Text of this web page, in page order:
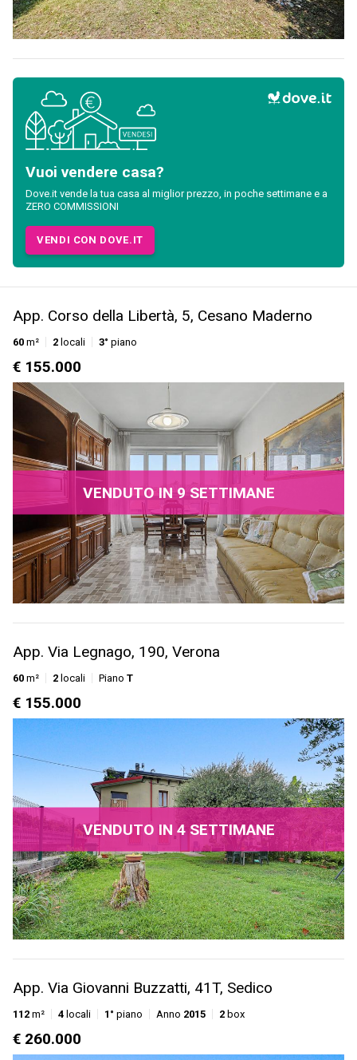
Vuoi vendere casa?
Dove.it vende la tua casa al miglior prezzo, in poche settimane e a
ZERO COMMISSIONI
VENDI CON DOVE.IT
App. Corso della Libertà, 5, Cesano Maderno
60 m² 2 locali 3° piano
€ 155.000
VENDUTO IN 9 SETTIMANE
App. Via Legnago, 190, Verona
60 m² 2 locali Piano T
€ 155.000
VENDUTO IN 4 SETTIMANE
App. Via Giovanni Buzzatti, 41T, Sedico
112 m² 4 locali 1° piano Anno 2015 2 box
€ 260.000